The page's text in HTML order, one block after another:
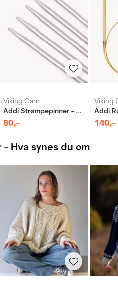
Viking Garn
Addi Strømpepinner - Aluminium
80,-
Viking
140,-
Hva synes du om